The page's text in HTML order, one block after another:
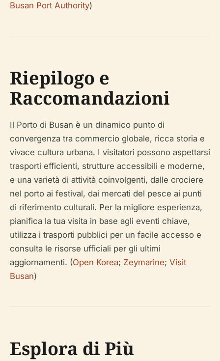
Busan Port Authority)
Riepilogo e
Raccomandazioni
Il Porto di Busan è un dinamico punto di
convergenza tra commercio globale, ricca storia e
vivace cultura urbana. I visitatori possono aspettarsi
trasporti efficienti, strutture accessibili e moderne,
e una varietà di attività coinvolgenti, dalle crociere
nel porto ai festival, dai mercati del pesce ai punti
di riferimento culturali. Per la migliore esperienza,
pianifica la tua visita in base agli eventi chiave,
utilizza i trasporti pubblici per un facile accesso e
consulta le risorse ufficiali per gli ultimi
aggiornamenti. (Open Korea; Zeymarine; Visit
Busan)
Esplora di Più